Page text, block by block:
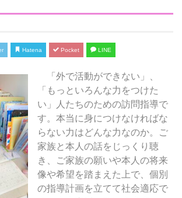
Hatena Pocket LINE
「外で活動ができない」、
「もっといろんな力をつけた
い」人たちのための訪問指導で
す。本当に身につけなければな
らない力はどんな力なのか。ご
家族と本人の話をじっくり聴
き、ご家族の願いや本人の将来
像や希望を踏まえた上で、個別
の指導計画を立てて社会適応で